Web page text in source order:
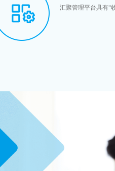
汇聚管理平台具有“